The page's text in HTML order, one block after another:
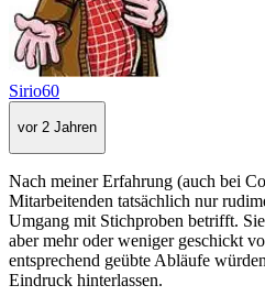
Sirio60
vor 2 Jahren
Nach meiner Erfahrung (auch bei
Mitarbeitenden tatsächlich nur
Umgang mit Stichproben betrifft.
aber mehr oder weniger geschickt
entsprechend geübte Abläufe
Eindruck hinterlassen.